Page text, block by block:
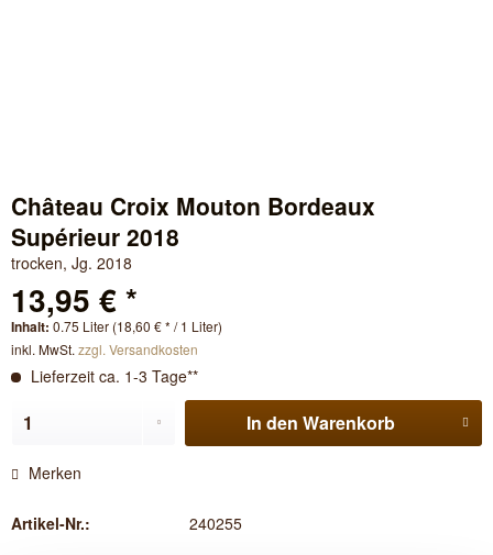
Château Croix Mouton Bordeaux
Supérieur 2018
trocken, Jg. 2018
13,95 € *
Inhalt: 0.75 Liter (18,60 € * / 1 Liter)
inkl. MwSt. zzgl. Versandkosten
Lieferzeit ca. 1-3 Tage**
In den Warenkorb
Merken
Artikel-Nr.:
240255